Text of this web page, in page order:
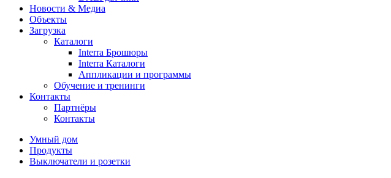
Новости & Медиа
Объекты
Загрузка
Каталоги
Interra Брошюры
Interra Каталоги
Аппликации и программы
Обучение и тренинги
Контакты
Партнёры
Контакты
Умный дом
Продукты
Выключатели и розетки